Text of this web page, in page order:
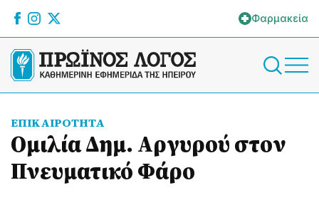
Φαρμακεία
ΕΠΙΚΑΙΡΟΤΗΤΑ
Ομιλία Δημ. Αργυρού στον
Πνευματικό Φάρο